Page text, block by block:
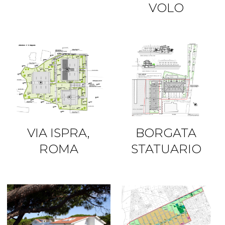
VOLO
VIA ISPRA,
ROMA
BORGATA
STATUARIO